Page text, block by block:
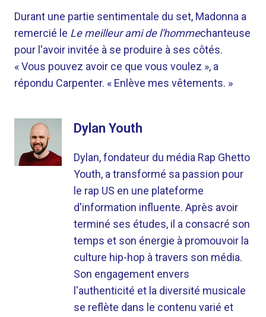
Durant une partie sentimentale du set, Madonna a
remercié le Le meilleur ami de l'hommechanteuse
pour l'avoir invitée à se produire à ses côtés.
« Vous pouvez avoir ce que vous voulez », a
répondu Carpenter. « Enlève mes vêtements. »
Dylan Youth
Dylan, fondateur du média Rap Ghetto
Youth, a transformé sa passion pour
le rap US en une plateforme
d'information influente. Après avoir
terminé ses études, il a consacré son
temps et son énergie à promouvoir la
culture hip-hop à travers son média.
Son engagement envers
l'authenticité et la diversité musicale
se reflète dans le contenu varié et